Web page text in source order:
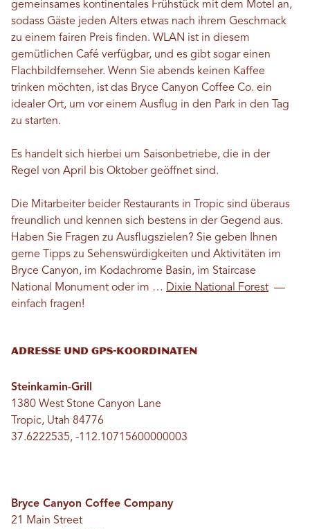
gemeinsames kontinentales Frühstück mit dem Motel an,
sodass Gäste jeden Alters etwas nach ihrem Geschmack
zu einem fairen Preis finden. WLAN ist in diesem
gemütlichen Café verfügbar, und es gibt sogar einen
Flachbildfernseher. Wenn Sie abends keinen Kaffee
trinken möchten, ist das Bryce Canyon Coffee Co. ein
idealer Ort, um vor einem Ausflug in den Park in den Tag
zu starten.
Es handelt sich hierbei um Saisonbetriebe, die in der
Regel von April bis Oktober geöffnet sind.
Die Mitarbeiter beider Restaurants in Tropic sind überaus
freundlich und kennen sich bestens in der Gegend aus.
Haben Sie Fragen zu Ausflugszielen? Sie geben Ihnen
gerne Tipps zu Sehenswürdigkeiten und Aktivitäten im
Bryce Canyon, im Kodachrome Basin, im Staircase
National Monument oder im … Dixie National Forest —
einfach fragen!
Adresse und GPS-Koordinaten
Steinkamin-Grill
1380 West Stone Canyon Lane
Tropic, Utah 84776
37.6222535, -112.10715600000003
Bryce Canyon Coffee Company
21 Main Street